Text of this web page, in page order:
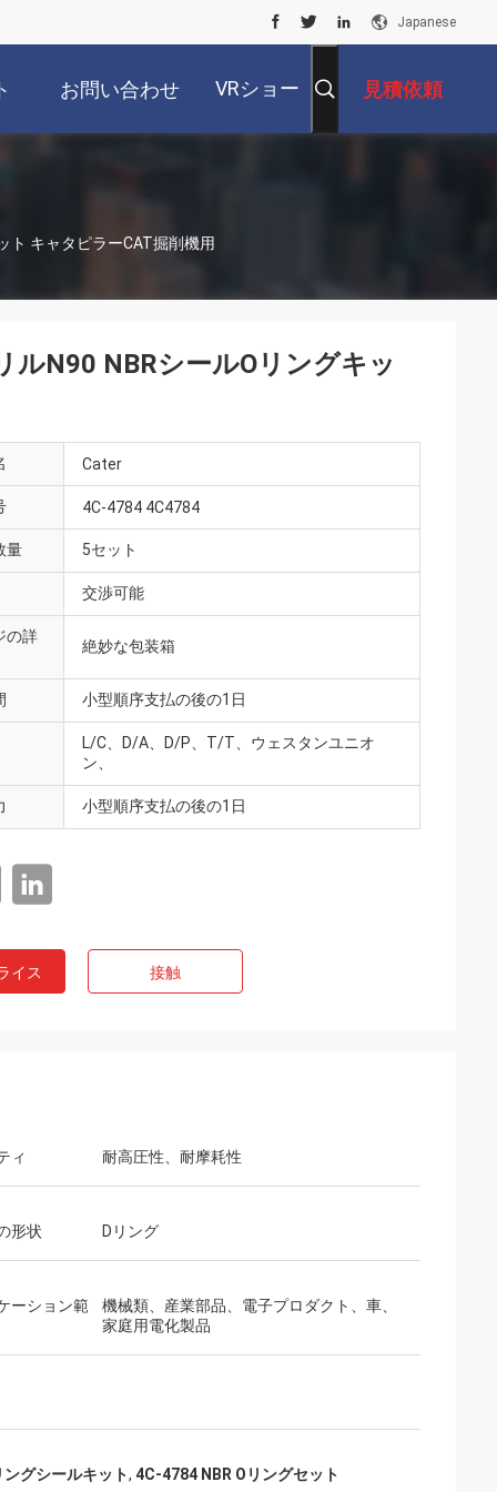
Japanese
お問い合わせ VRショー 見積依頼
ト キャタピラーCAT掘削機用
N90 NBRシールOリングキッ
Cater
4C-4784 4C4784
量 5セット
交渉可能
の詳
絶妙な包装箱
小型順序支払の後の1日
L/C、D/A、D/P、T/T、ウェスタンユニオ
ン、
小型順序支払の後の1日
イス 接触
ィ 耐高圧性、耐摩耗性
形状 Dリング
ーション範
機械類、産業部品、電子プロダクト、車、
家庭用電化製品
グシールキット, 4C-4784 NBR Oリングセット